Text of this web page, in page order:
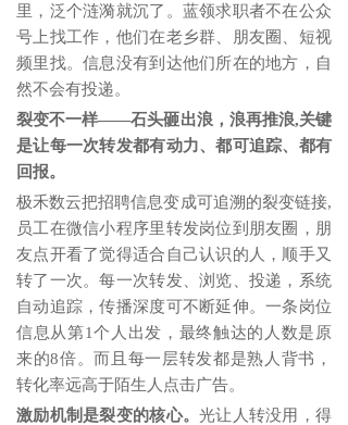
里，泛个涟漪就沉了。蓝领求职者不在公众
号上找工作，他们在老乡群、朋友圈、短视
频里找。信息没有到达他们所在的地方，自
然不会有投递。
裂变不一样——石头砸出浪，浪再推浪,关键
是让每一次转发都有动力、都可追踪、都有
回报。
极禾数云把招聘信息变成可追溯的裂变链接,
员工在微信小程序里转发岗位到朋友圈，朋
友点开看了觉得适合自己认识的人，顺手又
转了一次。每一次转发、浏览、投递，系统
自动追踪，传播深度可不断延伸。一条岗位
信息从第1个人出发，最终触达的人数是原
来的8倍。而且每一层转发都是熟人背书，
转化率远高于陌生人点击广告。
激励机制是裂变的核心。光让人转没用，得